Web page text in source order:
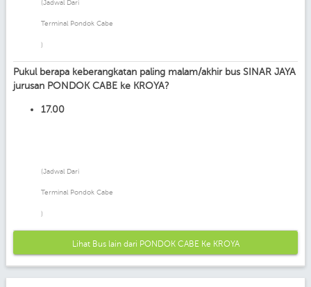
(Jadwal Dari
Terminal Pondok Cabe
)
Pukul berapa keberangkatan paling malam/akhir bus SINAR JAYA
jurusan PONDOK CABE ke KROYA?
17.00
(Jadwal Dari
Terminal Pondok Cabe
)
Lihat Bus lain dari PONDOK CABE Ke KROYA